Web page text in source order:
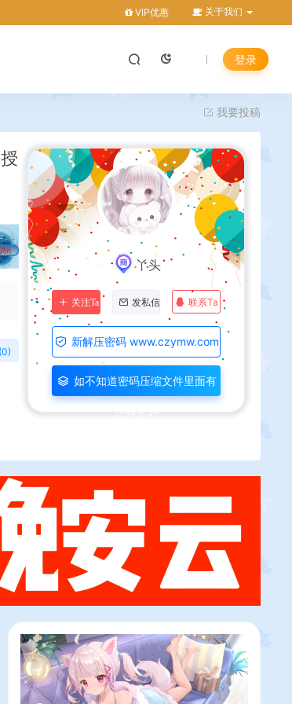
VIP优惠 关于我们
登录
我要投稿
丫头
关注Ta 发私信 联系Ta
新解压密码 www.czymw.com
如不知道密码压缩文件里面有